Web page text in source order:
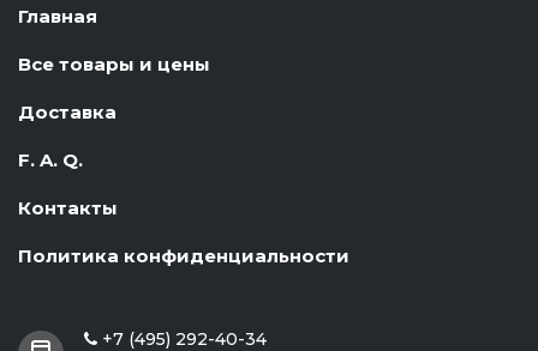
Главная
Все товары и цены
Доставка
F. A. Q.
Контакты
Политика конфиденциальности
 +7 (495) 292-40-34